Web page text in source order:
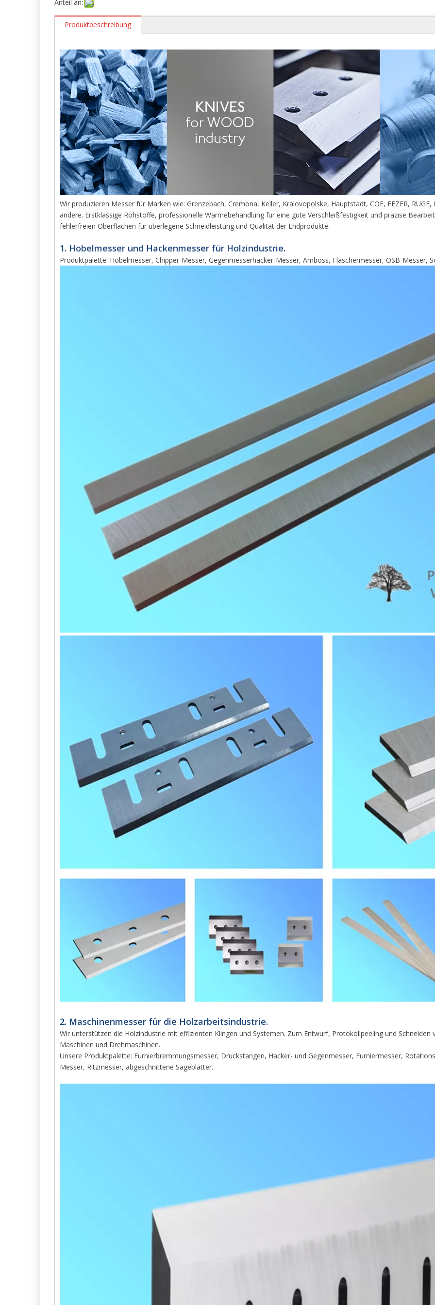
Anteil an:
Produktbeschreibung
Wir produzieren Messer für Marken wie: Grenzebach, Cremona, Keller, Kralovopolske, Hauptstadt, COE, FEZER, RUGE,
andere. Erstklassige Rohstoffe, professionelle Wärmebehandlung für eine gute Verschleißfestigkeit und präzise
fehlerfreien Oberflächen für überlegene Schneidleistung und Qualität der Endprodukte.
1. Hobelmesser und Hackenmesser für Holzindustrie.
Produktpalette: Hobelmesser, Chipper-Messer, Gegenmesserhacker-Messer, Amboss, Flaschermesser, OSB-Messer,
2. Maschinenmesser für die Holzarbeitsindustrie.
Wir unterstützen die Holzindustrie mit effizienten Klingen und Systemen. Zum Entwurf, Protokollpeeling und Schneiden
Maschinen und Drehmaschinen.
Unsere Produktpalette: Furnierbremmungsmesser, Druckstangen, Hacker- und Gegenmesser, Furniermesser,
Messer, Ritzmesser, abgeschnittene Sägeblätter.